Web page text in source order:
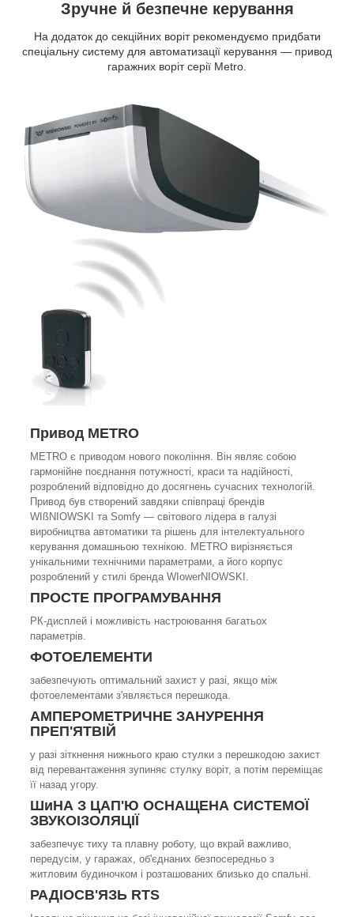
Зручне й безпечне керування
На додаток до секційних воріт рекомендуємо придбати
спеціальну систему для автоматизації керування — привод
гаражних воріт серії Metro.
Привод METRO
МЕТRО є приводом нового покоління. Він являє собою
гармонійне поєднання потужності, краси та надійності,
розроблений відповідно до досягнень сучасних технологій.
Привод був створений завдяки співпраці брендів
WIßNIOWSKI та Somfy — світового лідера в галузі
виробництва автоматики та рішень для інтелектуального
керування домашньою технікою. METRO вирізняється
унікальними технічними параметрами, а його корпус
розроблений у стилі бренда WIowerNIOWSKI.
ПРОСТЕ ПРОГРАМУВАННЯ
РК-дисплей і можливість настроювання багатьох
параметрів.
ФОТОЕЛЕМЕНТИ
забезпечують оптимальний захист у разі, якщо між
фотоелементами з'являється перешкода.
АМПЕРОМЕТРИЧНЕ ЗАНУРЕННЯ
ПРЕП'ЯТВІЙ
у разі зіткнення нижнього краю стулки з перешкодою захист
від перевантаження зупиняє стулку воріт, а потім переміщає
її назад угору.
ШиНА З ЦАП'Ю ОСНАЩЕНА СИСТЕМОЇ
ЗВУКОІЗОЛЯЦІЇ
забезпечує тиху та плавну роботу, що вкрай важливо,
передусім, у гаражах, об'єднаних безпосередньо з
житловим будиночком і розташованих близько до спальні.
РАДІОСВ'ЯЗЬ RTS